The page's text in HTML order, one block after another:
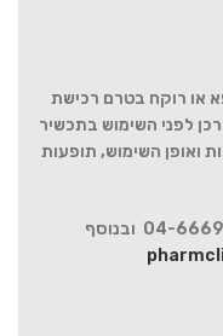
או רוקח בטרם רכישת
לפני השימוש בתכשיר
ואופן השימוש, תופעות
להתייעצות עם רוקח פנה למספר טלפון.04-6669192 ובנוסף